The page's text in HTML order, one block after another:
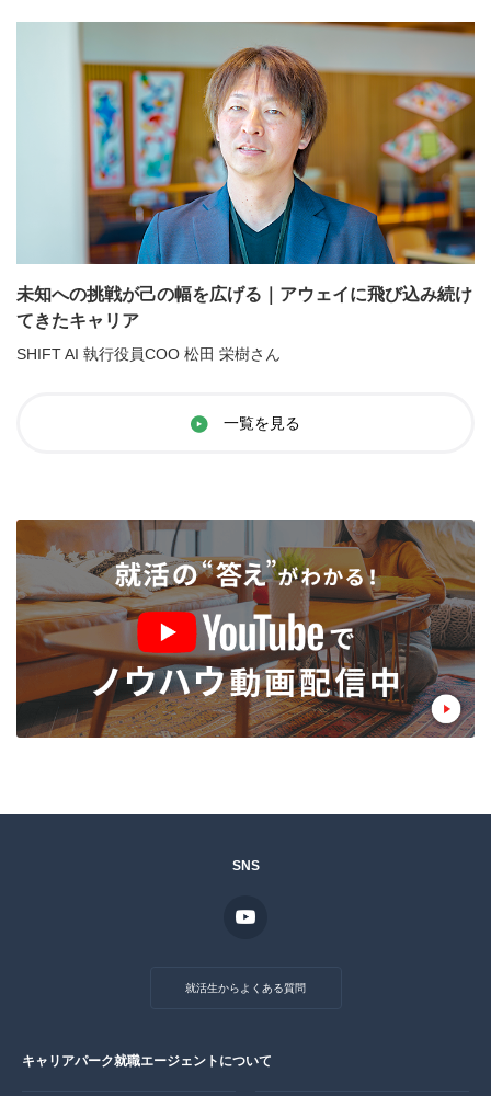
未知への挑戦が己の幅を広げる｜アウェイに飛び込み続け
てきたキャリア
SHIFT AI 執行役員COO 松田 栄樹さん
一覧を見る
SNS
就活生からよくある質問
キャリアパーク就職エージェントについて